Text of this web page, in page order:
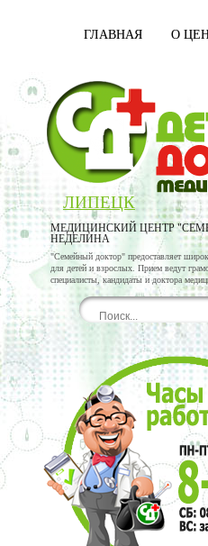
ГЛАВНАЯ О
ЛИПЕЦК
МЕДИЦИНСКИЙ ЦЕНТР
НЕДЕЛИНА
"Семейный доктор" предоставляет
для детей и взрослых. Прием ведут
специалисты, кандидаты и доктора